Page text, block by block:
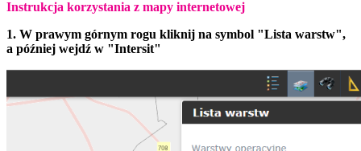
Instrukcja korzystania z mapy internetowej
1. W prawym górnym rogu kliknij na symbol "Lista warstw",
a później wejdź w "Intersit"